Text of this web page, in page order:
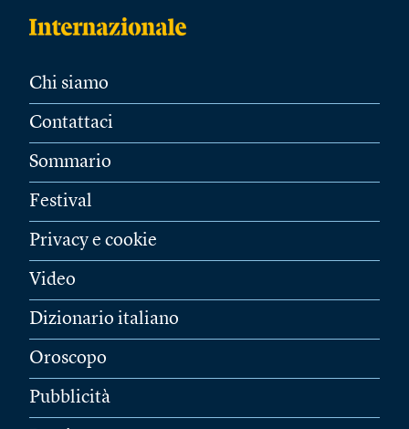
Chi siamo
Contattaci
Sommario
Festival
Privacy e cookie
Video
Dizionario italiano
Oroscopo
Pubblicità